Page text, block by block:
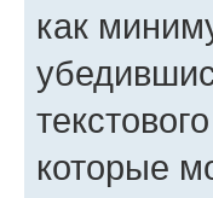
как
которые